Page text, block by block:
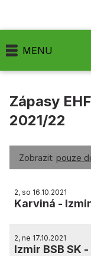
MENU
Zápasy
2021/22
Zobrazit: pouze
2, so 16.10.2021
Karviná -
2, ne 17.10.2021
Izmir BSB SK -